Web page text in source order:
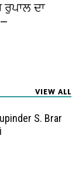
ਦਾ
VIEW ALL
S. Brar